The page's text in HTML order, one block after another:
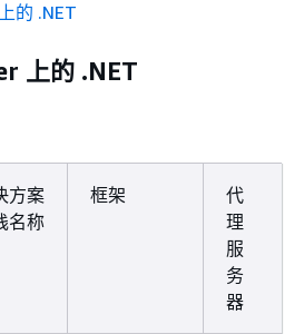
的 .NET
上的 .NET
方案
名称
框架
代
理
服
务
器